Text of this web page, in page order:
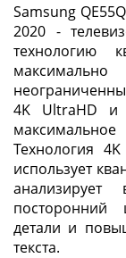
Samsung
2020 -
технологию
4K UltraHD и
Технология
использует
анализирует
посторонний
детали и
текста.